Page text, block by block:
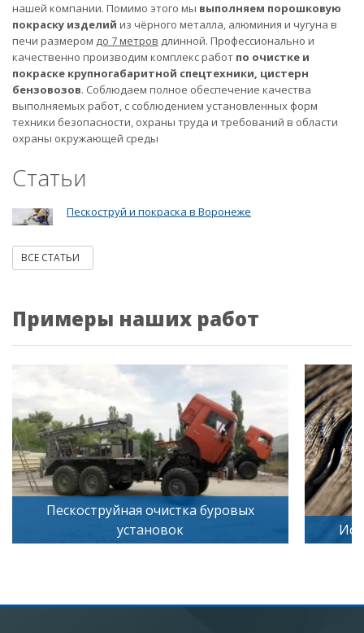
нашей компании. Помимо этого мы выполняем порошковую
покраску изделий из чёрного металла, алюминия и чугуна в
печи размером до 7 метров длинной. Профессионально и
качественно производим комплекс работ по очистке и
покраске крупногабаритной спецтехники, цистерн
бензовозов. Соблюдаем полное обеспечение качества
выполняемых работ, с соблюдением установленных форм
техники безопасности, охраны труда и требований в области
охраны окружающей среды
Статьи
Пескоструй и покраска в Воронеже
ВСЕ СТАТЬИ
Примеры наших работ
буровых
Искусственное старение